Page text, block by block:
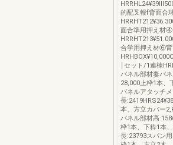
的配叉報f背面合
面合準用押え材
合学用押え材⑥
￨セット/1連棟
パネル部材妻パ
28,000上枠1本、
パネルアタッチ
長
本、方立カバー
パネル部材高
枠1本、下粋1本
長:23793スパン